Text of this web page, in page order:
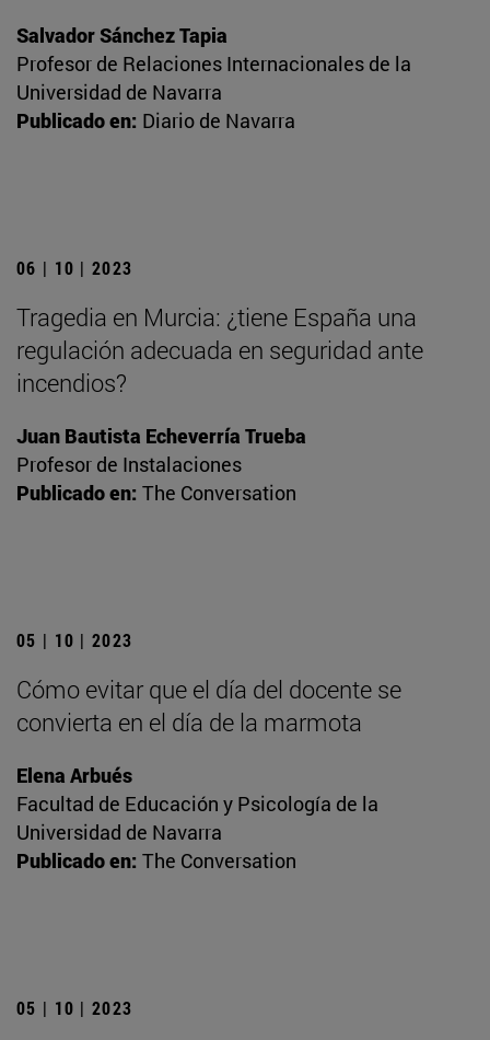
Salvador Sánchez Tapia
Profesor de Relaciones Internacionales de la
Universidad de Navarra
Publicado en: Diario de Navarra
06 | 10 | 2023
Tragedia en Murcia: ¿tiene España una
regulación adecuada en seguridad ante
incendios?
Juan Bautista Echeverría Trueba
Profesor de Instalaciones
Publicado en: The Conversation
05 | 10 | 2023
Cómo evitar que el día del docente se
convierta en el día de la marmota
Elena Arbués
Facultad de Educación y Psicología de la
Universidad de Navarra
Publicado en: The Conversation
05 | 10 | 2023